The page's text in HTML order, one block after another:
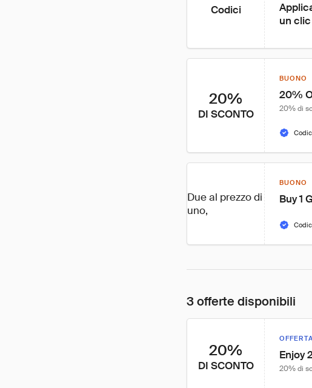
Codici
un clic
20%
DI SCONTO
BUONO
20%
20% di
Due al prezzo di
uno,
BUONO
Buy 1
3 offerte disponibili
20%
DI SCONTO
Enjoy
20% di